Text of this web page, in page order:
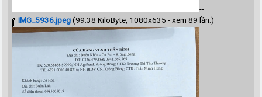
--
IMG_5936.jpeg(99.38 KiloByte, 1080x635 - xem 89 lần.)